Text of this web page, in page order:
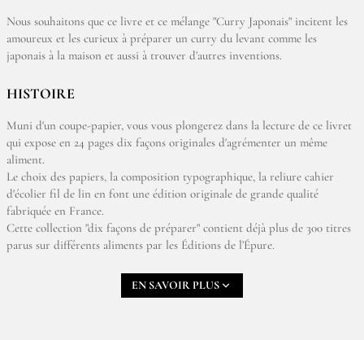
Nous souhaitons que ce livre et ce mélange "Curry Japonais" incitent les
amoureux et les curieux à préparer un curry du levant comme les
japonais à la maison et aussi à trouver d’autres inventions.
HISTOIRE
Muni d'un coupe-papier, vous vous plongerez dans la lecture de ce livret
qui expose en 24 pages dix façons originales d'agrémenter un même
aliment.
Le choix des papiers, la composition typographique, la reliure cahier
d'écolier fil de lin en font une édition originale de grande qualité
fabriquée en France.
Cette collection "dix façons de préparer" contient déjà plus de 300 titres
parus sur différents aliments par les Éditions de l’Épure.
EN SAVOIR PLUS